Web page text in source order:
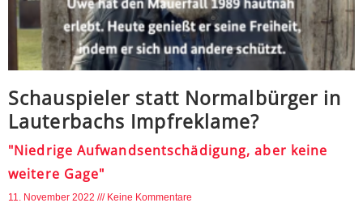
Schauspieler statt Normalbürger in
Lauterbachs Impfreklame?
"Niedrige Aufwandsentschädigung, aber keine
weitere Gage"
11. November 2022 Keine Kommentare